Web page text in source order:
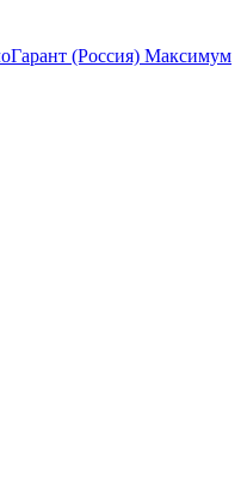
(Россия) Максимум